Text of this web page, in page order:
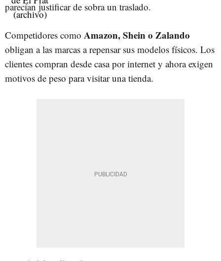
parecían justificar de sobra un traslado.
Competidores como Amazon, Shein o Zalando
obligan a las marcas a repensar sus modelos físicos. Los
clientes compran desde casa por internet y ahora exigen
motivos de peso para visitar una tienda.